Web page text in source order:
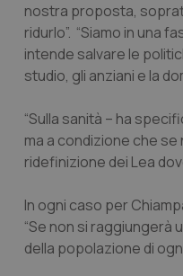
nostra proposta,
ridurlo”. “Siamo in una
intende salvare le
studio, gli anziani e la
“Sulla sanità – ha
ma a condizione che
ridefinizione dei Lea
In ogni caso per
“Se non si raggiungerà
della popolazione di